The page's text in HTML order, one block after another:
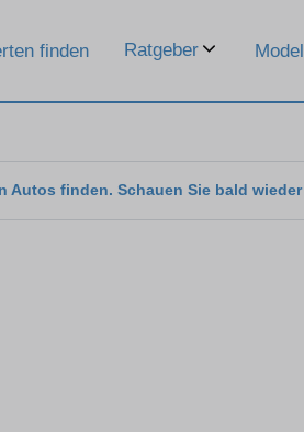
finden Ratgeber
Autos finden. Schauen Sie bald